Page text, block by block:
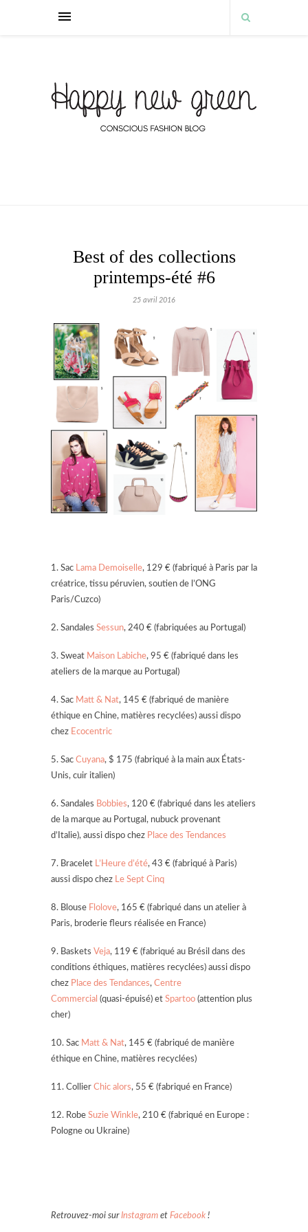
Best of des collections
printemps-été #6
25 avril 2016
1. Sac Lama Demoiselle, 129 € (fabriqué à Paris par la
créatrice, tissu péruvien, soutien de l’ONG
Paris/Cuzco)
2. Sandales Sessun, 240 € (fabriquées au Portugal)
3. Sweat Maison Labiche, 95 € (fabriqué dans les
ateliers de la marque au Portugal)
4. Sac Matt & Nat, 145 € (fabriqué de manière
éthique en Chine, matières recyclées) aussi dispo
chez Ecocentric
5. Sac Cuyana, $ 175 (fabriqué à la main aux États-
Unis, cuir italien)
6. Sandales Bobbies, 120 € (fabriqué dans les ateliers
de la marque au Portugal, nubuck provenant
d’Italie), aussi dispo chez Place des Tendances
7. Bracelet L’Heure d’été, 43 € (fabriqué à Paris)
aussi dispo chez
Le Sept Cinq
8. Blouse Flolove, 165 € (fabriqué dans un atelier à
Paris, broderie fleurs réalisée en France)
9. Baskets Veja, 119 € (fabriqué au Brésil dans des
conditions éthiques, matières recyclées) aussi dispo
chez Place des Tendances, Centre
Commercial (quasi-épuisé) et Spartoo (attention plus
cher)
10. Sac Matt & Nat, 145 € (fabriqué de manière
éthique en Chine, matières recyclées)
11. Collier Chic alors, 55 € (fabriqué en France)
12. Robe Suzie Winkle, 210 € (fabriqué en Europe :
Pologne ou Ukraine)
Retrouvez-moi sur Instagram et Facebook !